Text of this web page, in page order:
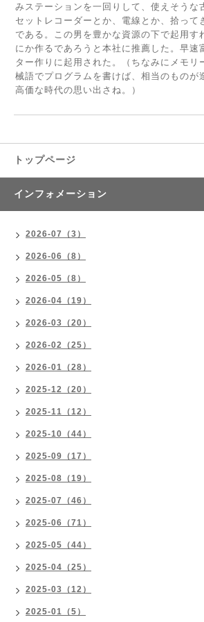
みステーションを一回りして、使えそうな
セットレコーダーとか、電線とか、拾って
である。この男を豊かな資源の下で起用す
にか作るであろうと本社に推薦した。早速
ター作りに起用された。（ちなみにメモリ
械語でプログラムを書けば、相当のものが
高価な時代の思い出さね。）
トップページ
インフォメーション
2026-07（3）
2026-06（8）
2026-05（8）
2026-04（19）
2026-03（20）
2026-02（25）
2026-01（28）
2025-12（20）
2025-11（12）
2025-10（44）
2025-09（17）
2025-08（19）
2025-07（46）
2025-06（71）
2025-05（44）
2025-04（25）
2025-03（12）
2025-01（5）